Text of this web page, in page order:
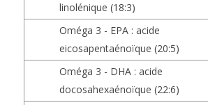
linolénique (18:3)
Oméga 3 - EPA : acide
eicosapentaénoïque (20:5)
Oméga 3 - DHA : acide
docosahexaénoïque (22:6)